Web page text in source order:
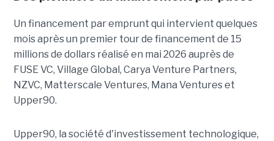
Un financement par emprunt qui intervient quelques
mois après un premier tour de financement de 15
millions de dollars réalisé en mai 2026 auprès de
FUSE VC, Village Global, Carya Venture Partners,
NZVC, Matterscale Ventures, Mana Ventures et
Upper90.
Upper90, la société d'investissement technologique,